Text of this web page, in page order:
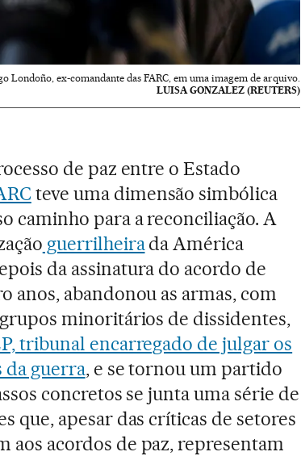
Londoño, ex-comandante das FARC, em uma imagem de arquivo.
LUISA GONZALEZ (REUTERS)
de paz entre o Estado
teve uma dimensão simbólica
caminho para a reconciliação. A
guerrilheirada América
da assinatura do acordo de
anos, abandonou as armas, com
minoritários de dissidentes,
tribunal encarregado de julgar os
da guerra, e se tornou um partido
concretos se junta uma série de
que, apesar das críticas de setores
aos acordos de paz, representam